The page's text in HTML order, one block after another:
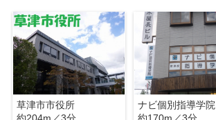
草津市市役所
ナビ個別指導学院